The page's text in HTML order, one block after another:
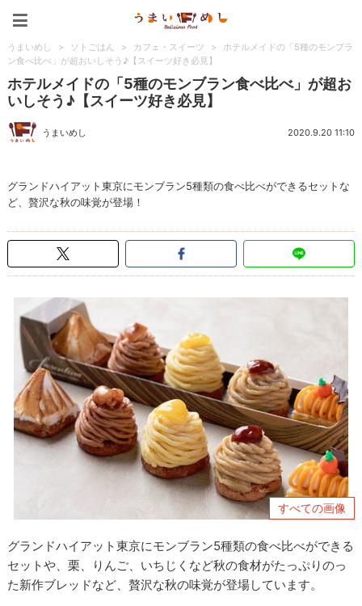
うまいめし > ソトごはん > カフェ・スイーツ >
ホテルメイドの「5種のモンブラ
ン食べ比べ」が超おいしそう♪【スイーツ好き必見】
ホテルメイドの「5種のモンブラン食べ比べ」が超お
いしそう♪【スイーツ好き必見】
うまいめし 2020.9.20 11:10
グランドハイアット東京にモンブラン5種類の食べ比べができるセットな
ど、贅沢な秋の味覚が登場！
すべての画像
グランドハイアット東京にモンブラン5種類の食べ比べができる
セットや、栗、りんご、いちじくなど秋の食材がたっぷりのっ
た新作ブレッドなど、贅沢な秋の味覚が登場しています。